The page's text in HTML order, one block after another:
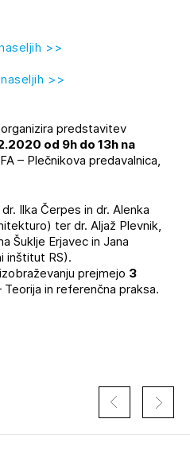
>>
>>
predstavitev
od 9h do 13h na
– Plečnikova predavalnica,
Ilka Čerpes in dr. Alenka
ter dr. Aljaž Plevnik,
Šuklje Erjavec in Jana
inštitut RS).
prejmejo 3
Teorija in referenčna praksa.